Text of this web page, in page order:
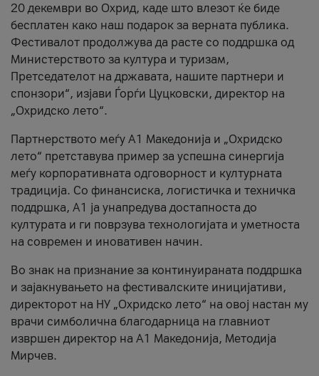
20 декември во Охрид, каде што влезот ќе биде
бесплатен како наш подарок за верната публика.
Фестивалот продолжува да расте со поддршка од
Министерството за култура и туризам,
Претседателот на државата, нашите партнери и
спонзори“, изјави Ѓорѓи Цуцковски, директор на
„Охридско лето“.
Партнерството меѓу A1 Македонија и „Охридско
лето“ претставува пример за успешна синергија
меѓу корпоративната одговорност и културната
традиција. Со финансиска, логистичка и техничка
поддршка, A1 ја унапредува достапноста до
културата и ги поврзува технологијата и уметноста
на современ и иновативен начин.
Во знак на признание за континуираната поддршка
и зајакнувањето на фестивалските иницијативи,
директорот на НУ „Охридско лето“ на овој настан му
врачи симболична благодарница на главниот
извршен директор на A1 Македонија, Методија
Мирчев.